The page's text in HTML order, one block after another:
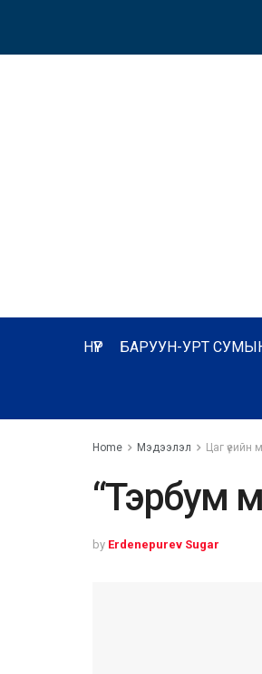
НҮҮР БАРУУН-УРТ
Home Мэдээлэл Цаг үеийн
“Тэрбум
by Erdenepurev Sugar